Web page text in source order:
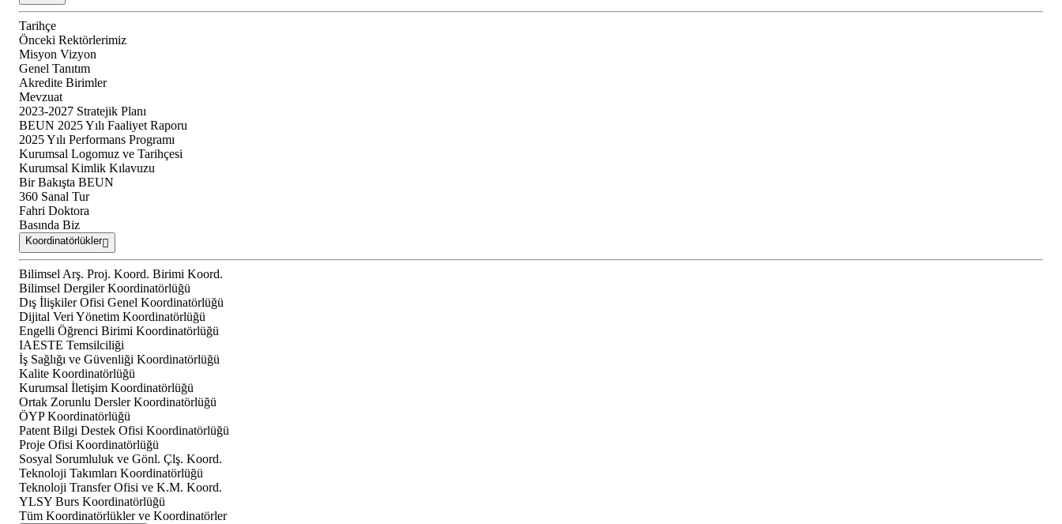
Tarihçe
Önceki Rektörlerimiz
Misyon Vizyon
Genel Tanıtım
Akredite Birimler
Mevzuat
2023-2027 Stratejik Planı
BEUN 2025 Yılı Faaliyet Raporu
2025 Yılı Performans Programı
Kurumsal Logomuz ve Tarihçesi
Kurumsal Kimlik Kılavuzu
Bir Bakışta BEUN
360 Sanal Tur
Fahri Doktora
Basında Biz
Koordinatörlükler
Bilimsel Arş. Proj. Koord. Birimi Koord.
Bilimsel Dergiler Koordinatörlüğü
Dış İlişkiler Ofisi Genel Koordinatörlüğü
Dijital Veri Yönetim Koordinatörlüğü
Engelli Öğrenci Birimi Koordinatörlüğü
IAESTE Temsilciliği
İş Sağlığı ve Güvenliği Koordinatörlüğü
Kalite Koordinatörlüğü
Kurumsal İletişim Koordinatörlüğü
Ortak Zorunlu Dersler Koordinatörlüğü
ÖYP Koordinatörlüğü
Patent Bilgi Destek Ofisi Koordinatörlüğü
Proje Ofisi Koordinatörlüğü
Sosyal Sorumluluk ve Gönl. Çlş. Koord.
Teknoloji Takımları Koordinatörlüğü
Teknoloji Transfer Ofisi ve K.M. Koord.
YLSY Burs Koordinatörlüğü
Tüm Koordinatörlükler ve Koordinatörler